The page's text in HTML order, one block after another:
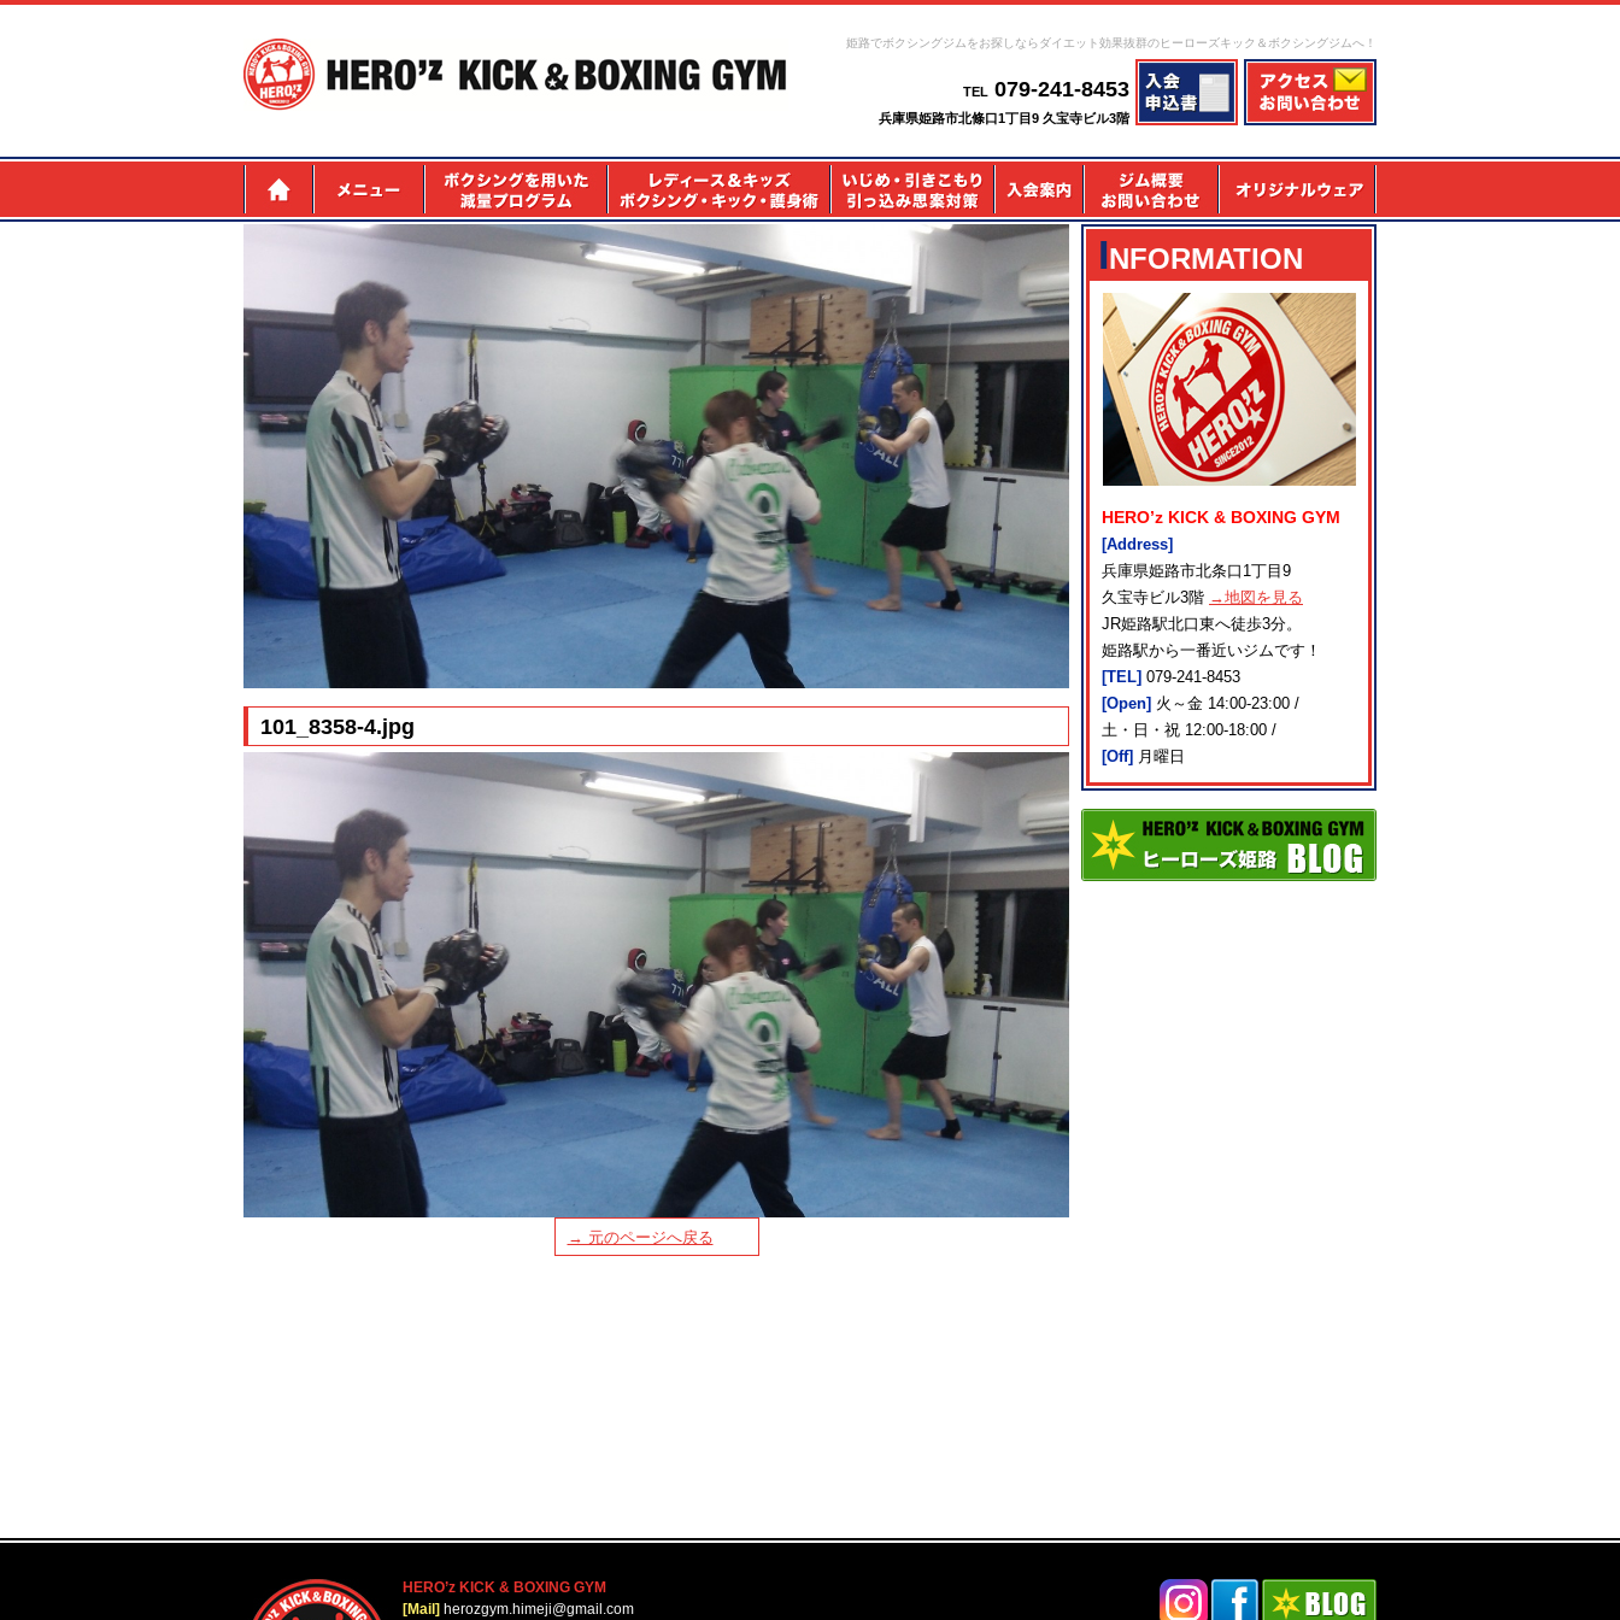
姫路でボクシングジムをお探しならダイエット効果抜群のヒーローズキック＆ボクシングジムへ！
TEL 079-241-8453
兵庫県姫路市北條口1丁目9 久宝寺ビル3階
101_8358-4.jpg
→ 元のページへ戻る
INFORMATION
HERO’z KICK & BOXING GYM
[Address]
兵庫県姫路市北条口1丁目9
久宝寺ビル3階 →地図を見る
JR姫路駅北口東へ徒歩3分。
姫路駅から一番近いジムです！
[TEL] 079-241-8453
[Open] 火～金 14:00-23:00 /
土・日・祝 12:00-18:00 /
[Off] 月曜日
HERO’z KICK & BOXING GYM
[Mail] herozgym.himeji@gmail.com